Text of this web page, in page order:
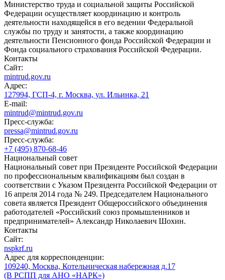
Министерство труда и социальной защиты Российской
Федерации осуществляет координацию и контроль
деятельности находящейся в его ведении Федеральной
службы по труду и занятости, а также координацию
деятельности Пенсионного фонда Российской Федерации и
Фонда социального страхования Российской Федерации.
Контакты
Сайт:
mintrud.gov.ru
Адрес:
127994, ГСП-4, г. Москва, ул. Ильинка, 21
E-mail:
mintrud@mintrud.gov.ru
Пресс-служба:
pressa@mintrud.gov.ru
Пресс-служба:
+7 (495) 870-68-46
Национальный совет
Национальный совет при Президенте Российской Федерации
по профессиональным квалификациям был создан в
соответствии с Указом Президента Российской Федерации от
16 апреля 2014 года № 249. Председателем Национального
совета является Президент Общероссийского объединения
работодателей «Российский союз промышленников и
предпринимателей» Александр Николаевич Шохин.
Контакты
Сайт:
nspkrf.ru
Адрес для корреспонденции:
109240, Москва, Котельническая набережная д.17
(В РСПП для АНО «НАРК»)